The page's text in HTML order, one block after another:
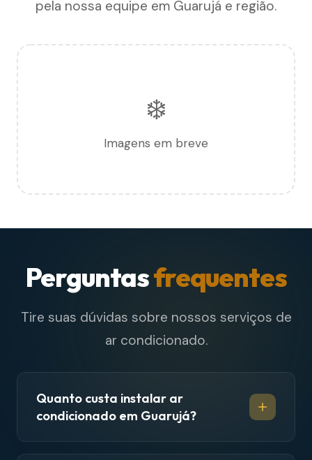
pela nossa equipe em Guarujá e região.
❄️
Imagens em breve
Perguntasfrequentes
Tire suas dúvidas sobre nossos serviços de
ar condicionado.
Quanto custa instalar ar
condicionado em Guarujá?